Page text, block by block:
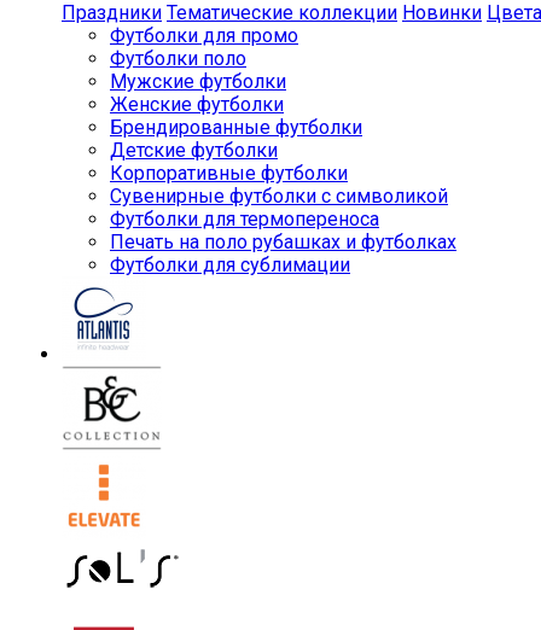
Праздники Тематические коллекции Новинки Цвета
Футболки для промо
Футболки поло
Мужские футболки
Женские футболки
Брендированные футболки
Детские футболки
Корпоративные футболки
Сувенирные футболки с символикой
Футболки для термопереноса
Печать на поло рубашках и футболках
Футболки для сублимации